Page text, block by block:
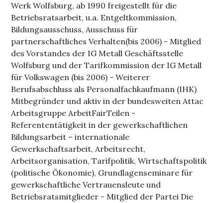
Werk Wolfsburg, ab 1990 freigestellt für die
Betriebsratsarbeit, u.a. Entgeltkommission,
Bildungsausschuss, Ausschuss für
partnerschaftliches Verhalten(bis 2006) - Mitglied
des Vorstandes der IG Metall Geschäftsstelle
Wolfsburg und der Tarifkommission der IG Metall
für Volkswagen (bis 2006) - Weiterer
Berufsabschluss als Personalfachkaufmann (IHK)
Mitbegründer und aktiv in der bundesweiten Attac
Arbeitsgruppe ArbeitFairTeilen -
Referententätigkeit in der gewerkschaftlichen
Bildungsarbeit – internationale
Gewerkschaftsarbeit, Arbeitsrecht,
Arbeitsorganisation, Tarifpolitik, Wirtschaftspolitik
(politische Ökonomie), Grundlagenseminare für
gewerkschaftliche Vertrauensleute und
Betriebsratsmitglieder - Mitglied der Partei Die